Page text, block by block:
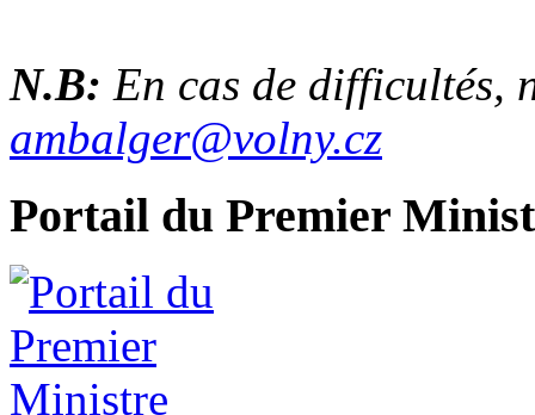
N.B: En cas de difficultés,
ambalger@volny.cz
Portail du Premier